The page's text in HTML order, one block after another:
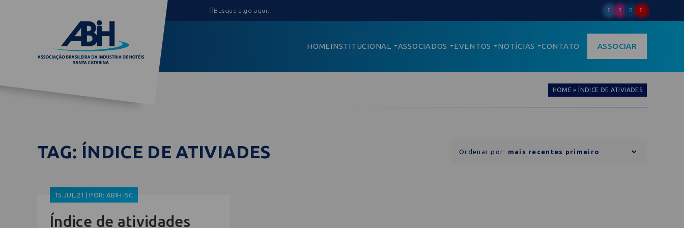
HOMEINSTITUCIONAL ASSOCIADOS EVENTOS NOTÍCIAS CONTATO ASSOCIAR
HOME » ÍNDICE DE ATIVIADES
TAG: ÍNDICE DE ATIVIADES Ordenar por:
15.JUL.21 | POR: ABIH-SC
Índice de atividades